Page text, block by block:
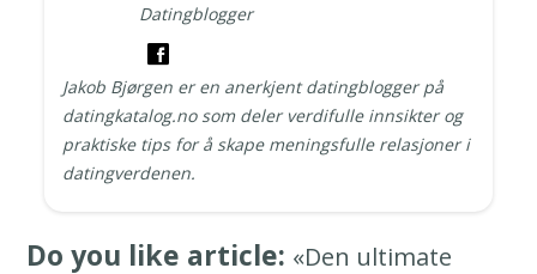
Datingblogger
Jakob Bjørgen er en anerkjent datingblogger på
datingkatalog.no som deler verdifulle innsikter og
praktiske tips for å skape meningsfulle relasjoner i
datingverdenen.
Do you like article: «Den ultimate